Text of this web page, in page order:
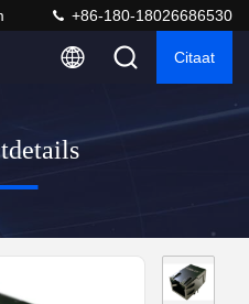
+86-180-18026686530
Citaat